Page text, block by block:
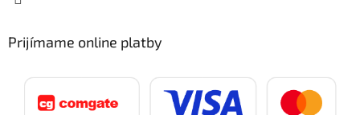
Prijímame online platby